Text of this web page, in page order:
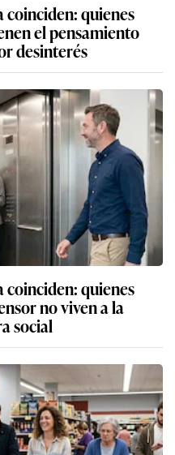
coinciden: quienes
el pensamiento
desinterés
coinciden: quienes
no viven a la
social